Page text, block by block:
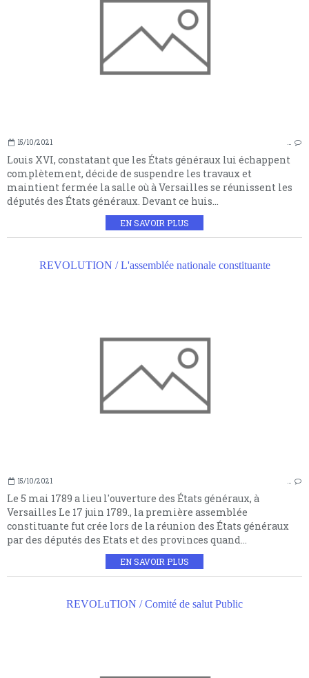
15/10/2021 …
Louis XVI, constatant que les États généraux lui échappent
complètement, décide de suspendre les travaux et
maintient fermée la salle où à Versailles se réunissent les
députés des États généraux. Devant ce huis...
EN SAVOIR PLUS
REVOLUTION / L'assemblée nationale constituante
15/10/2021 …
Le 5 mai 1789 a lieu l'ouverture des États généraux, à
Versailles Le 17 juin 1789., la première assemblée
constituante fut crée lors de la réunion des États généraux
par des députés des Etats et des provinces quand...
EN SAVOIR PLUS
REVOLuTION / Comité de salut Public